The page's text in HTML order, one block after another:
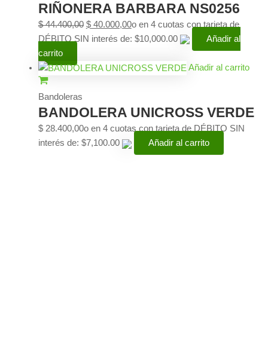
RIÑONERA BARBARA NS0256
$44.400,00 $40.000,00o en 4 cuotas con tarjeta de
DÉBITO SIN interés de: $10,000.00
Añadir al
carrito
Añadir al carrito
Bandoleras
BANDOLERA UNICROSS VERDE
$28.400,00o en 4 cuotas con tarjeta de DÉBITO SIN
interés de: $7,100.00
Añadir al carrito